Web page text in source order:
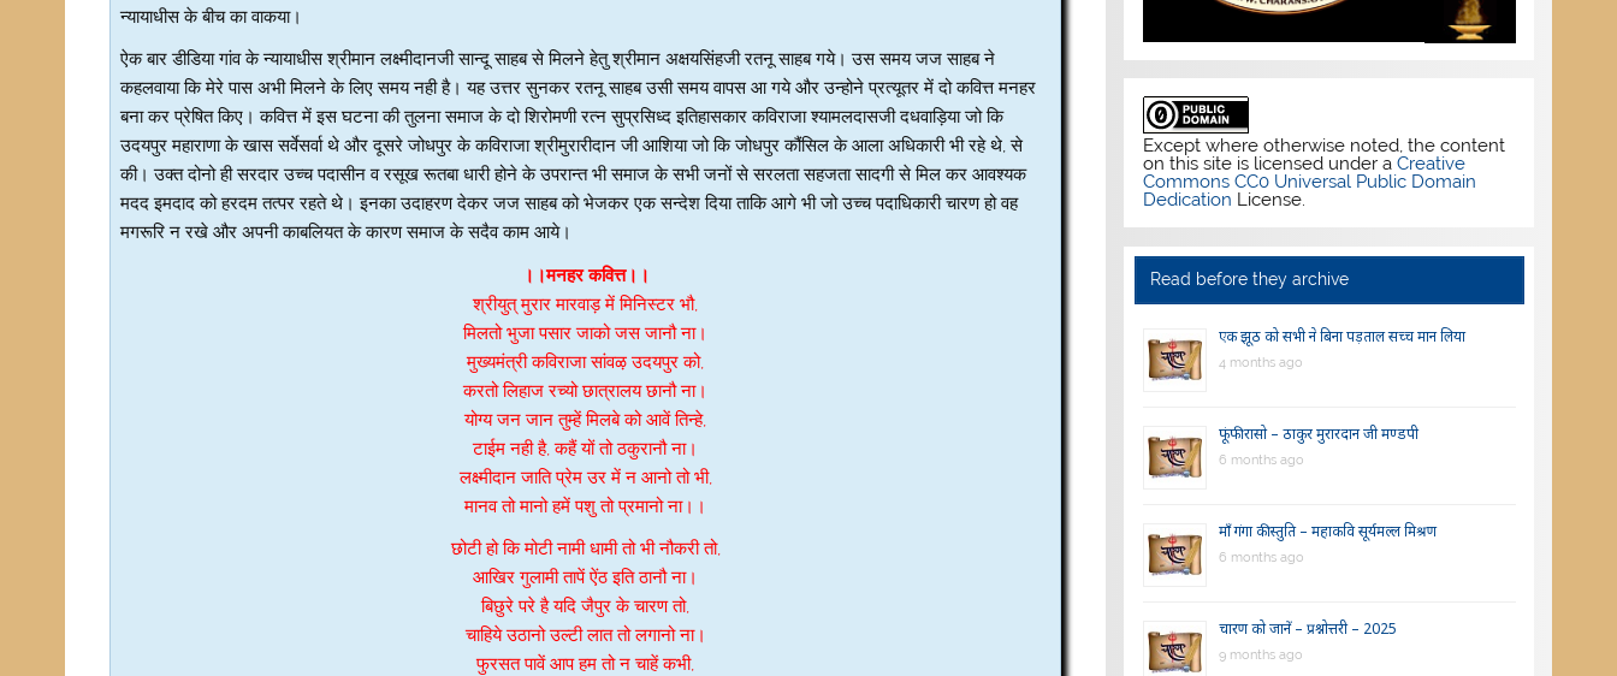
न्यायाधीस के बीच का वाकया।
ऐक बार डीडिया गांव के न्यायाधीस श्रीमान लक्ष्मीदानजी सान्दू साहब से मिलने हेतु श्रीमान अक्षयसिंहजी रतनू साहब गये। उस समय जज साहब ने
कहलवाया कि मेरे पास अभी मिलने के लिए समय नही है। यह उत्तर सुनकर रतनू साहब उसी समय वापस आ गये और उन्होने प्रत्यूतर में दो कवित्त मनहर
बना कर प्रेषित किए। कवित्त में इस घटना की तुलना समाज के दो शिरोमणी रत्न सुप्रसिध्द इतिहासकार कविराजा श्यामलदासजी दधवाड़िया जो कि
उदयपुर महाराणा के खास सर्वेसर्वा थे और दूसरे जोधपुर के कविराजा श्रीमुरारीदान जी आशिया जो कि जोधपुर कौंसिल के आला अधिकारी भी रहे थे, से
की। उक्त दोनो ही सरदार उच्च पदासीन व रसूख रूतबा धारी होने के उपरान्त भी समाज के सभी जनों से सरलता सहजता सादगी से मिल कर आवश्यक
मदद इमदाद को हरदम तत्पर रहते थे। इनका उदाहरण देकर जज साहब को भेजकर एक सन्देश दिया ताकि आगे भी जो उच्च पदाधिकारी चारण हो वह
मगरूरि न रखे और अपनी काबलियत के कारण समाज के सदैव काम आये।
।।मनहर कवित्त।।
श्रीयुत् मुरार मारवाड़ में मिनिस्टर भौ,
मिलतो भुजा पसार जाको जस जानौ ना।
मुख्यमंत्री कविराजा सांवऴ उदयपुर को,
करतो लिहाज रच्यो छात्रालय छानौ ना।
योग्य जन जान तुम्हें मिलबे को आवें तिन्हे,
टाईम नही है, कहैं यों तो ठकुरानौ ना।
लक्ष्मीदान जाति प्रेम उर में न आनो तो भी,
मानव तो मानो हमें पशु तो प्रमानो ना।।
छोटी हो कि मोटी नामी धामी तो भी नौकरी तो,
आखिर गुलामी तापें ऐंठ इति ठानौ ना।
बिछुरे परे है यदि जैपुर के चारण तो,
चाहिये उठानो उल्टी लात तो लगानो ना।
फुरसत पावें आप हम तो न चाहें कभी,
Except where otherwise noted, the content
on this site is licensed under a Creative
Commons CC0 Universal Public Domain
Dedication License.
Read before they archive
एक झूठ को सभी ने बिना पड़ताल सच्च मान लिया
4 months ago
फूंफी रासो – ठाकुर मुरारदान जी मण्डपी
6 months ago
माँ गंगा की स्तुति – महाकवि सूर्यमल्ल मिश्रण
6 months ago
चारण को जानें – प्रश्नोत्तरी – 2025
9 months ago